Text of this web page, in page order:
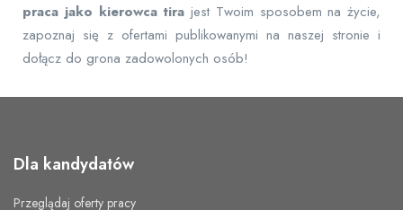
praca jako kierowca tira jest Twoim sposobem na życie,
zapoznaj się z ofertami publikowanymi na naszej stronie i
dołącz do grona zadowolonych osób!
Dla kandydatów
Przeglądaj oferty pracy